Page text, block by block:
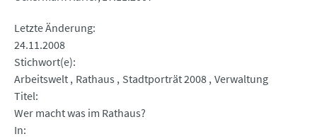
Letzte Änderung
24.11.2008
Stichwort(e)
Arbeitswelt Rathaus Stadtporträt 2008 Verwaltung
Titel
Wer macht was im Rathaus?
In